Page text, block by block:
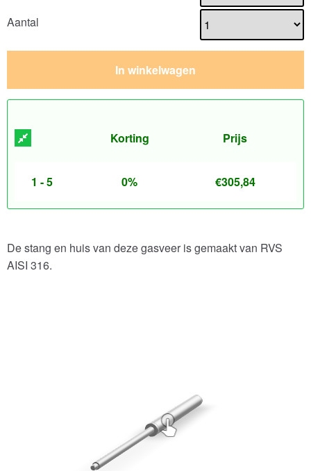
Aantal
In winkelwagen
Korting Prijs
1 - 5 0% €305,84
De stang en huis van deze gasveer is gemaakt van RVS
AISI 316.